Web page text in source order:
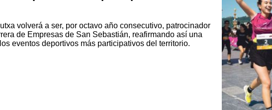
volverá a ser, por octavo año consecutivo, patrocinador
de Empresas de San Sebastián, reafirmando así una
eventos deportivos más participativos del territorio.